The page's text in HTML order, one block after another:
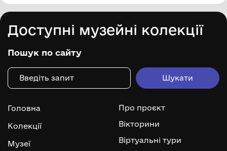
Доступні музейні колекції
Пошук по сайту
Головна
Колекції
Музеї
Про проєкт
Вікторини
Віртуальні тури